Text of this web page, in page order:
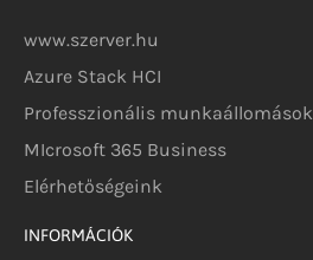
www.szerver.hu
Azure Stack HCI
Professzionális munkaállomások
MIcrosoft 365 Business
Elérhetőségeink
INFORMÁCIÓK